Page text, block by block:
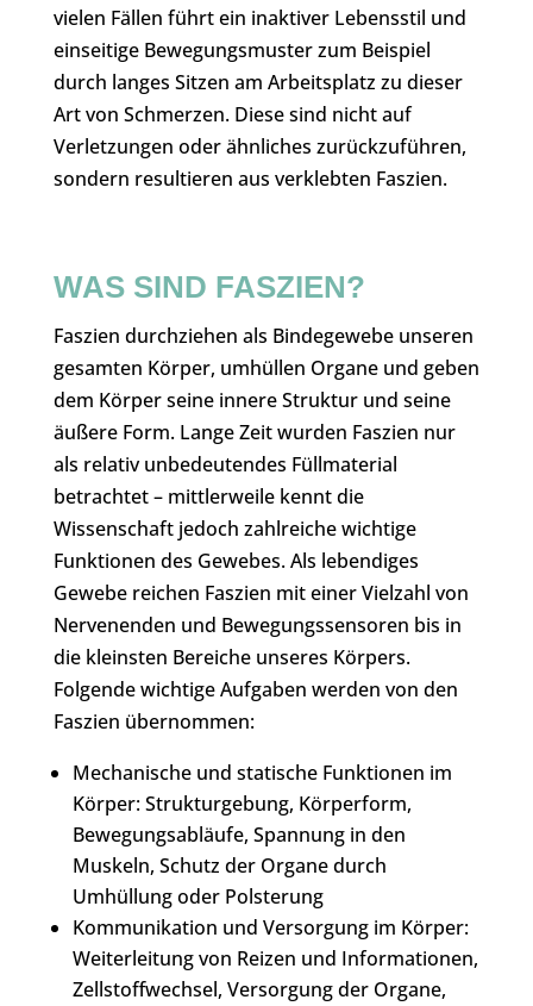
vielen Fällen führt ein inaktiver Lebensstil und
einseitige Bewegungsmuster zum Beispiel
durch langes Sitzen am Arbeitsplatz zu dieser
Art von Schmerzen. Diese sind nicht auf
Verletzungen oder ähnliches zurückzuführen,
sondern resultieren aus verklebten Faszien.
WAS SIND FASZIEN?
Faszien durchziehen als Bindegewebe unseren
gesamten Körper, umhüllen Organe und geben
dem Körper seine innere Struktur und seine
äußere Form. Lange Zeit wurden Faszien nur
als relativ unbedeutendes Füllmaterial
betrachtet – mittlerweile kennt die
Wissenschaft jedoch zahlreiche wichtige
Funktionen des Gewebes. Als lebendiges
Gewebe reichen Faszien mit einer Vielzahl von
Nervenenden und Bewegungssensoren bis in
die kleinsten Bereiche unseres Körpers.
Folgende wichtige Aufgaben werden von den
Faszien übernommen:
Mechanische und statische Funktionen im
Körper: Strukturgebung, Körperform,
Bewegungsabläufe, Spannung in den
Muskeln, Schutz der Organe durch
Umhüllung oder Polsterung
Kommunikation und Versorgung im Körper:
Weiterleitung von Reizen und Informationen,
Zellstoffwechsel, Versorgung der Organe,